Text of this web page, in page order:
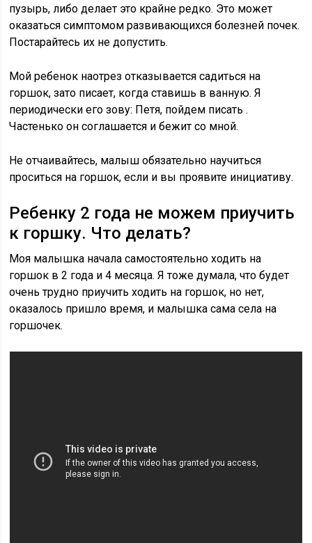
пузырь, либо делает это крайне редко. Это может
оказаться симптомом развивающихся болезней почек.
Постарайтесь их не допустить.
Мой ребенок наотрез отказывается садиться на
горшок, зато писает, когда ставишь в ванную. Я
периодически его зову: Петя, пойдем писать .
Частенько он соглашается и бежит со мной.
Не отчаивайтесь, малыш обязательно научиться
проситься на горшок, если и вы проявите инициативу.
Ребенку 2 года не можем приучить
к горшку. Что делать?
Моя малышка начала самостоятельно ходить на
горшок в 2 года и 4 месяца. Я тоже думала, что будет
очень трудно приучить ходить на горшок, но нет,
оказалось пришло время, и малышка сама села на
горшочек.